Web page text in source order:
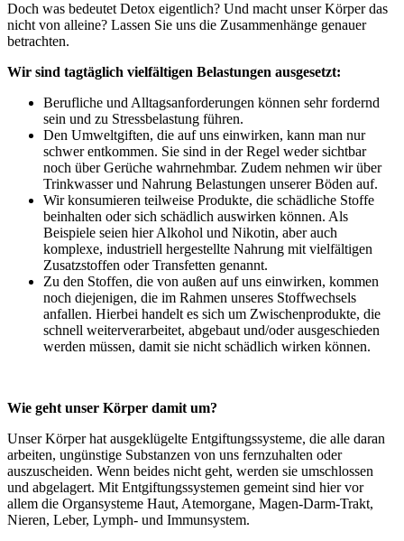
Doch was bedeutet Detox eigentlich? Und macht unser Körper das
nicht von alleine? Lassen Sie uns die Zusammenhänge genauer
betrachten.
Wir sind tagtäglich vielfältigen Belastungen ausgesetzt:
Berufliche und Alltagsanforderungen können sehr fordernd
sein und zu Stressbelastung führen.
Den Umweltgiften, die auf uns einwirken, kann man nur
schwer entkommen. Sie sind in der Regel weder sichtbar
noch über Gerüche wahrnehmbar. Zudem nehmen wir über
Trinkwasser und Nahrung Belastungen unserer Böden auf.
Wir konsumieren teilweise Produkte, die schädliche Stoffe
beinhalten oder sich schädlich auswirken können. Als
Beispiele seien hier Alkohol und Nikotin, aber auch
komplexe, industriell hergestellte Nahrung mit vielfältigen
Zusatzstoffen oder Transfetten genannt.
Zu den Stoffen, die von außen auf uns einwirken, kommen
noch diejenigen, die im Rahmen unseres Stoffwechsels
anfallen. Hierbei handelt es sich um Zwischenprodukte, die
schnell weiterverarbeitet, abgebaut und/oder ausgeschieden
werden müssen, damit sie nicht schädlich wirken können.
Wie geht unser Körper damit um?
Unser Körper hat ausgeklügelte Entgiftungssysteme, die alle daran
arbeiten, ungünstige Substanzen von uns fernzuhalten oder
auszuscheiden. Wenn beides nicht geht, werden sie umschlossen
und abgelagert. Mit Entgiftungssystemen gemeint sind hier vor
allem die Organsysteme Haut, Atemorgane, Magen-Darm-Trakt,
Nieren, Leber, Lymph- und Immunsystem.